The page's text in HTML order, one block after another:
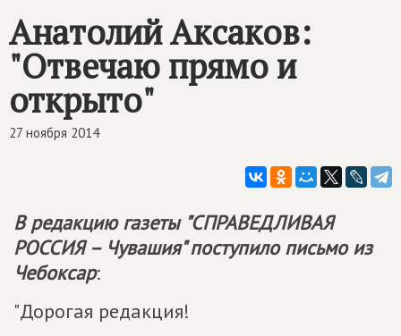
Контакты
Анатолий Аксаков:
"Отвечаю прямо и
открыто"
27 ноября 2014
В редакцию газеты "СПРАВЕДЛИВАЯ
РОССИЯ– Чувашия" поступило письмо из
Чебоксар:
"Дорогая редакция!